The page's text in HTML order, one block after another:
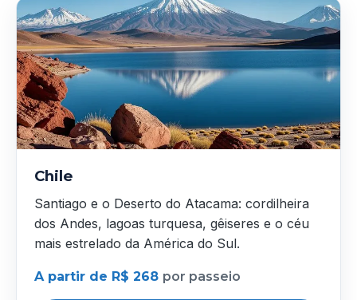
Chile
Santiago e o Deserto do Atacama: cordilheira
dos Andes, lagoas turquesa, gêiseres e o céu
mais estrelado da América do Sul.
A partir de R$ 268 por passeio